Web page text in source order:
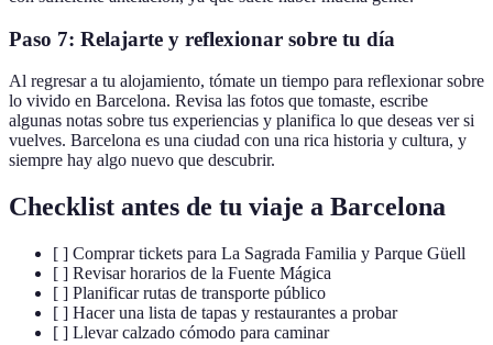
Paso 7: Relajarte y reflexionar sobre tu día
Al regresar a tu alojamiento, tómate un tiempo para reflexionar sobre
lo vivido en Barcelona. Revisa las fotos que tomaste, escribe
algunas notas sobre tus experiencias y planifica lo que deseas ver si
vuelves. Barcelona es una ciudad con una rica historia y cultura, y
siempre hay algo nuevo que descubrir.
Checklist antes de tu viaje a Barcelona
[ ] Comprar tickets para La Sagrada Familia y Parque Güell
[ ] Revisar horarios de la Fuente Mágica
[ ] Planificar rutas de transporte público
[ ] Hacer una lista de tapas y restaurantes a probar
[ ] Llevar calzado cómodo para caminar